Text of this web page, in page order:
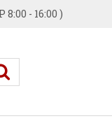
8:00 - 16:00 )